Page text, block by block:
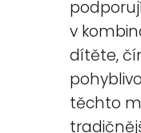
v
dítěte,
těchto